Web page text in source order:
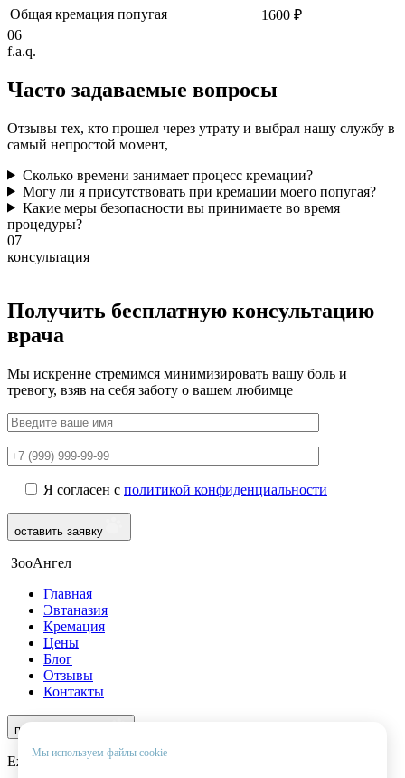
Общая кремация попугая
1600 ₽
06
f.a.q.
Часто задаваемые вопросы
Отзывы тех, кто прошел через утрату и выбрал нашу службу в
самый непростой момент,
Сколько времени занимает процесс кремации?
Могу ли я присутствовать при кремации моего попугая?
Какие меры безопасности вы принимаете во время
процедуры?
07
консультация
Получить бесплатную консультацию
врача
Мы искренне стремимся минимизировать вашу боль и
тревогу, взяв на себя заботу о вашем любимце
Я согласен с политикой конфиденциальности
оставить заявку
Мы используем файлы cookie
ЗооАнгел
Главная
Эвтаназия
Кремация
Цены
Блог
Отзывы
Контакты
перезвоните мне
Ежедневно с 9:00 до 22:00